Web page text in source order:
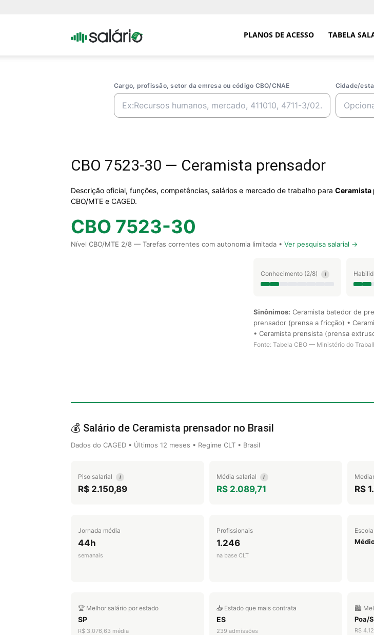
Portal PLANOS DE ACESSO TABELA
Cargo, profissão, setor da emresa ou código CBO/CNAE Cidade/
CBO 7523-30 — Ceramista prensador
Descrição oficial, funções, competências, salários e mercado de trabalho para Ceramista
CBO/MTE e CAGED.
CBO 7523-30
Nível CBO/MTE 2/8 — Tarefas correntes com autonomia limitada • Ver pesquisa salarial →
Conhecimento (2/8) i
Sinônimos: Ceramista batedor de
prensador (prensa a fricção) •
• Ceramista prensista (prensa
Fonte: Tabela CBO — Ministério do
💰 Salário de Ceramista prensador no Brasil
Dados do CAGED • Últimos 12 meses • Regime CLT • Brasil
Piso salarial i
R$ 2.150,89
Média salarial i
R$ 2.089,71 R$
Jornada média
44h
semanais
Profissionais
1.246
na base CLT
🏆 Melhor salário por estado
SP
R$ 3.076,63 média
📥 Estado que mais contrata
ES
239 admissões
🏙️
Poa/
R$